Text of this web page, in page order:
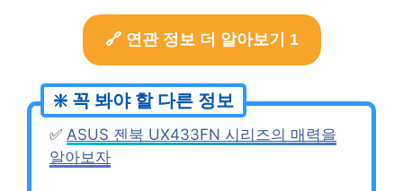
🔗 연관 정보 더 알아보기 1
✅ ASUS 젠북 UX433FN 시리즈의 매력을
알아보자